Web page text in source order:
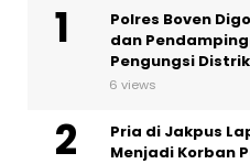
Polres Boven
dan
Pengungsi
6 views
Pria di Jakpus
Menjadi Korban